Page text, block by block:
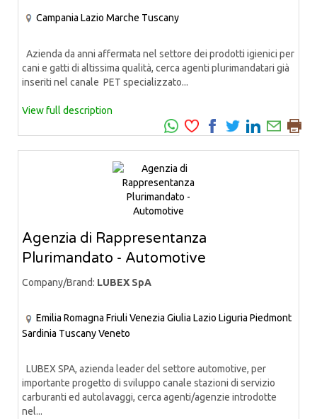
Campania Lazio Marche Tuscany
Azienda da anni affermata nel settore dei prodotti igienici per
cani e gatti di altissima qualità, cerca agenti plurimandatari già
inseriti nel canale PET specializzato...
View full description
Agenzia di Rappresentanza
Plurimandato - Automotive
Company/Brand: LUBEX SpA
Emilia Romagna Friuli Venezia Giulia Lazio Liguria Piedmont
Sardinia TuscanyVeneto
LUBEX SPA, azienda leader del settore automotive, per
importante progetto di sviluppo canale stazioni di servizio
carburanti ed autolavaggi, cerca agenti/agenzie introdotte
nel...